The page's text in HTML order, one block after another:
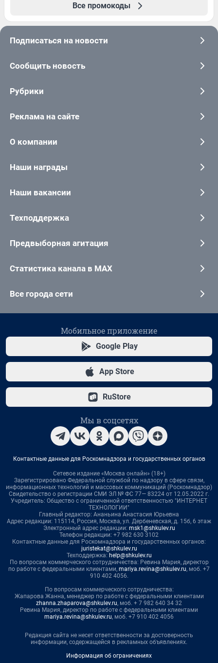
Все промокоды
Подписаться на новости
Сообщить новость
Рубрики
Реклама на сайте
О компании
Наши награды
Наши вакансии
Техподдержка
Предвыборная агитация
Статистика канала в MAX
Все города сети
Мобильное приложение
Google Play
App Store
RuStore
Мы в соцсетях
Контактные данные для Роскомнадзора и государственных органов
Сетевое издание «Москва онлайн» (18+)
Зарегистрировано Федеральной службой по надзору в сфере связи,
информационных технологий и массовых коммуникаций (Роскомнадзор)
Свидетельство о регистрации СМИ ЭЛ № ФС 77— 83224 от 12.05.2022 г.
Учредитель: Общество с ограниченной ответственностью "ИНТЕРНЕТ
ТЕХНОЛОГИИ"
Главный редактор: Ананьина Анастасия Юрьевна
Адрес редакции: 115114, Россия, Москва, ул. Дербеневская, д. 15б, 6 этаж
Электронный адрес редакции: msk1@shkulev.ru
Телефон редакции: +7 982 630 3102
Контактные данные для Роскомнадзора и государственных органов:
juristekat@shkulev.ru
Техподдержка: help@shkulev.ru
По вопросам коммерческого сотрудничества: Ревина Мария, директор
по работе с федеральными клиентами, mariya.revina@shkulev.ru, моб. +7
910 402 4056.
По вопросам коммерческого сотрудничества:
Жапарова Жанна, менеджер по работе с федеральными клиентами
zhanna.zhaparova@shkulev.ru, моб. + 7 982 640 34 32
Ревина Мария, директор по работе с федеральными клиентами
mariya.revina@shkulev.ru, моб. +7 910 402 4056
Редакция сайта не несет ответственности за достоверность
информации, содержащейся в рекламных объявлениях.
Информация об ограничениях